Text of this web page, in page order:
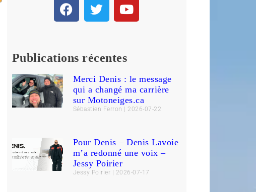
Publications récentes
Merci Denis : le message
qui a changé ma carrière
sur Motoneiges.ca
Sébastien Ferron 2026-07-22
Pour Denis – Denis Lavoie
m’a redonné une voix –
Jessy Poirier
Jessy Poirier 2026-07-17